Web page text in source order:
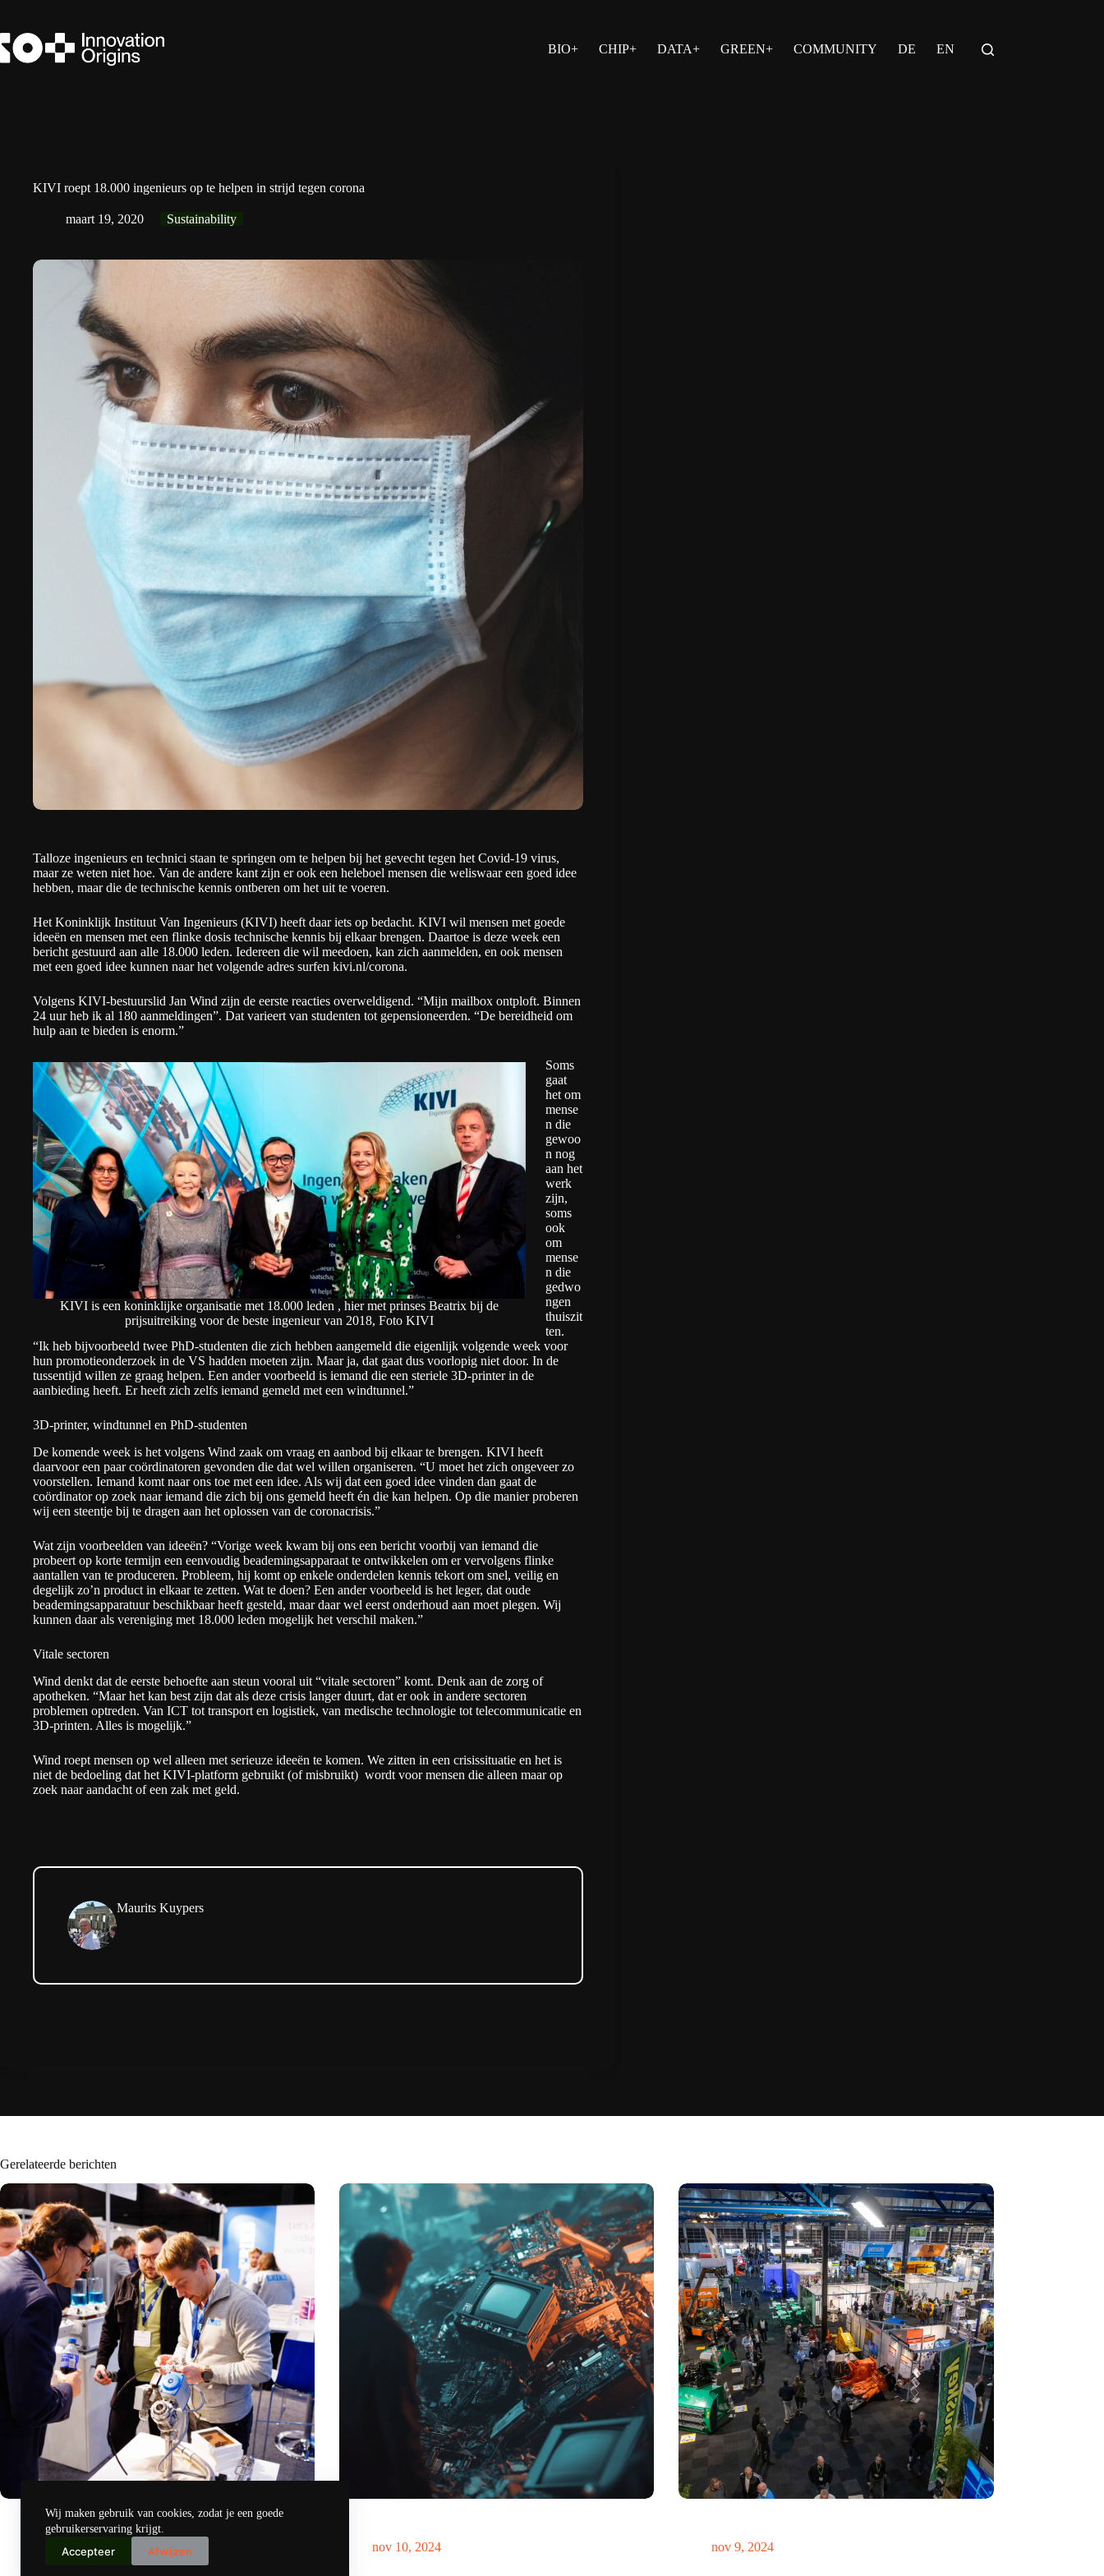
de
inhoud
Wij maken gebruik van cookies, zodat je een goede
gebruikerservaring krijgt.
Accepteer Afwijzen
BIO+ CHIP+ DATA+ GREEN+ COMMUNITY DE EN
KIVI roept 18.000 ingenieurs op te helpen in strijd tegen corona
maart 19, 2020 Sustainability
Talloze ingenieurs en technici staan te springen om te helpen bij het gevecht tegen het Covid-19 virus,
maar ze weten niet hoe. Van de andere kant zijn er ook een heleboel mensen die weliswaar een goed idee
hebben, maar die de technische kennis ontberen om het uit te voeren.
Het Koninklijk Instituut Van Ingenieurs (KIVI) heeft daar iets op bedacht. KIVI wil mensen met goede
ideeën en mensen met een flinke dosis technische kennis bij elkaar brengen. Daartoe is deze week een
bericht gestuurd aan alle 18.000 leden. Iedereen die wil meedoen, kan zich aanmelden, en ook mensen
met een goed idee kunnen naar het volgende adres surfen kivi.nl/corona.
Volgens KIVI-bestuurslid Jan Wind zijn de eerste reacties overweldigend. “Mijn mailbox ontploft. Binnen
24 uur heb ik al 180 aanmeldingen”. Dat varieert van studenten tot gepensioneerden. “De bereidheid om
hulp aan te bieden is enorm.”
KIVI is een koninklijke organisatie met 18.000 leden , hier met prinses Beatrix bij de
prijsuitreiking voor de beste ingenieur van 2018, Foto KIVI
Soms
gaat
het om
mense
n die
gewoo
n nog
aan het
werk
zijn,
soms
ook
om
mense
n die
gedwo
ngen
thuiszit
ten.
“Ik heb bijvoorbeeld twee PhD-studenten die zich hebben aangemeld die eigenlijk volgende week voor
hun promotieonderzoek in de VS hadden moeten zijn. Maar ja, dat gaat dus voorlopig niet door. In de
tussentijd willen ze graag helpen. Een ander voorbeeld is iemand die een steriele 3D-printer in de
aanbieding heeft. Er heeft zich zelfs iemand gemeld met een windtunnel.”
3D-printer, windtunnel en PhD-studenten
De komende week is het volgens Wind zaak om vraag en aanbod bij elkaar te brengen. KIVI heeft
daarvoor een paar coördinatoren gevonden die dat wel willen organiseren. “U moet het zich ongeveer zo
voorstellen. Iemand komt naar ons toe met een idee. Als wij dat een goed idee vinden dan gaat de
coördinator op zoek naar iemand die zich bij ons gemeld heeft én die kan helpen. Op die manier proberen
wij een steentje bij te dragen aan het oplossen van de coronacrisis.”
Wat zijn voorbeelden van ideeën? “Vorige week kwam bij ons een bericht voorbij van iemand die
probeert op korte termijn een eenvoudig beademingsapparaat te ontwikkelen om er vervolgens flinke
aantallen van te produceren. Probleem, hij komt op enkele onderdelen kennis tekort om snel, veilig en
degelijk zo’n product in elkaar te zetten. Wat te doen? Een ander voorbeeld is het leger, dat oude
beademingsapparatuur beschikbaar heeft gesteld, maar daar wel eerst onderhoud aan moet plegen. Wij
kunnen daar als vereniging met 18.000 leden mogelijk het verschil maken.”
Vitale sectoren
Wind denkt dat de eerste behoefte aan steun vooral uit “vitale sectoren” komt. Denk aan de zorg of
apotheken. “Maar het kan best zijn dat als deze crisis langer duurt, dat er ook in andere sectoren
problemen optreden. Van ICT tot transport en logistiek, van medische technologie tot telecommunicatie en
3D-printen. Alles is mogelijk.”
Wind roept mensen op wel alleen met serieuze ideeën te komen. We zitten in een crisissituatie en het is
niet de bedoeling dat het KIVI-platform gebruikt (of misbruikt) wordt voor mensen die alleen maar op
zoek naar aandacht of een zak met geld.
Maurits Kuypers
Gerelateerde berichten
Precisiebeurs: clubhuis, reünie, netwerklocatie, masterclass
en plek voor verwondering
nov 14, 2024
nov 10, 2024
nov 9, 2024